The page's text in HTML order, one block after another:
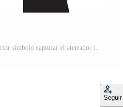
macabro maestro pulcro vector símbolo capturar el aterrador terror de un zombi en negro Siniestro corpóreo icónico negro logo diseño significando el horror de un de miedo antiguo zombi Vector Pro
Seguir